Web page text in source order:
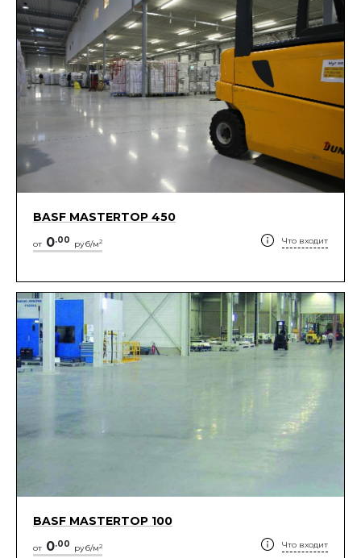
BASF MASTERTOP 450
от 0.00 руб/м2 Что входит
BASF MASTERTOP 100
от 0.00 руб/м2 Что входит